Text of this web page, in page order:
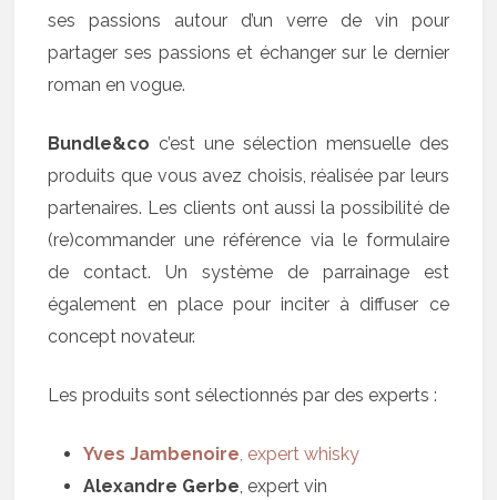
ses passions autour d’un verre de vin pour
partager ses passions et échanger sur le dernier
roman en vogue.
Bundle&co c’est une sélection mensuelle des
produits que vous avez choisis, réalisée par leurs
partenaires. Les clients ont aussi la possibilité de
(re)commander une référence via le formulaire
de contact. Un système de parrainage est
également en place pour inciter à diffuser ce
concept novateur.
Les produits sont sélectionnés par des experts :
Yves Jambenoire , expert whisky
Alexandre Gerbe , expert vin